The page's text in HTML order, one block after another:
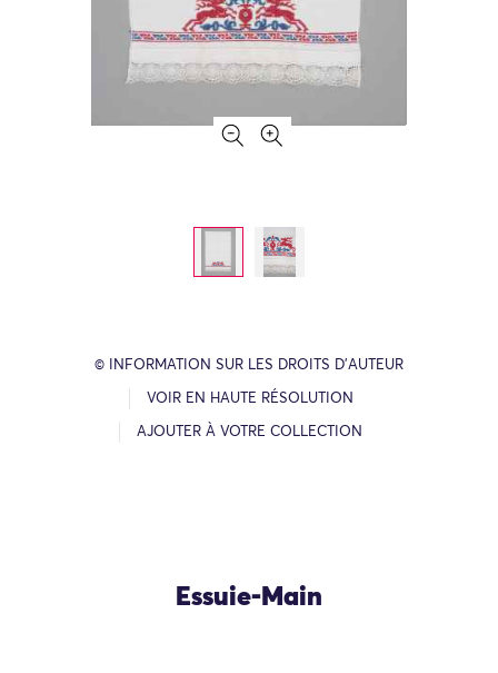
© INFORMATION SUR LES DROITS D’AUTEUR
VOIR EN HAUTE RÉSOLUTION
AJOUTER À VOTRE COLLECTION
Essuie-Main